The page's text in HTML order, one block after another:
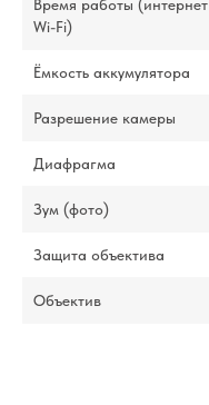
Время работы (интернет
Wi-Fi)
Ёмкость аккумулятора
Разрешение камеры
Диафрагма
Зум (фото)
Защита объектива
Объектив